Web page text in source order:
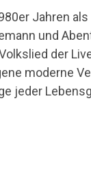
Jahren
und
der
moderne
jeder